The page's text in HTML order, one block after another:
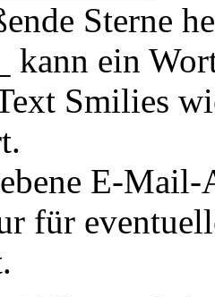
Sterne
kann ein
Smilies
E-
für